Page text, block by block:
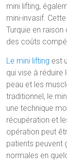
mini lifting,
mini-invasif.
Turquie en
des coûts
Le mini lifting est
qui vise à réduire
peau et les
traditionnel, le
une technique
récupération et
opération peut
patients peuvent
normales en